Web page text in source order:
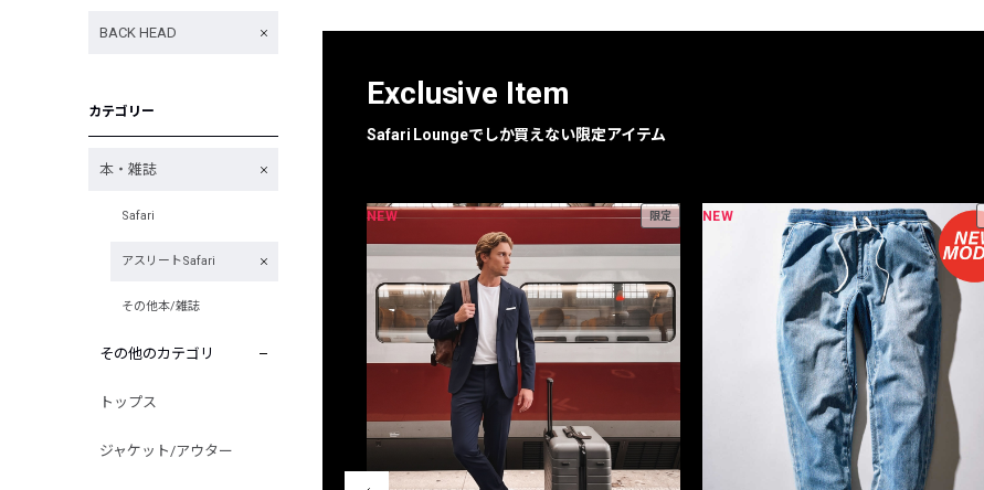
フォーカスブランド
BACK HEAD
カテゴリー
本・雑誌
Safari
アスリートSafari
その他本/雑誌
その他のカテゴリ
トップス
ジャケット/アウター
Exclusive Item
Safari Loungeでしか買えない限定アイテム
NEW 限定 NEW